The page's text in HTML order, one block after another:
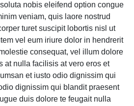
nobis eleifend option congue
veniam, quis laore nostrud
turet suscipit lobortis nisl ut
vel eum iriure dolor in hendrerit
consequat, vel illum dolore
at nulla facilisis at vero eros et
et iusto odio dignissim qui
dignissim qui blandit praesent
duis dolore te feugait nulla